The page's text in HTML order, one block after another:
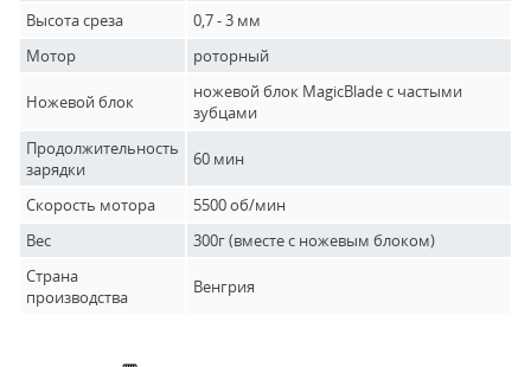
Высота среза
0,7 - 3 мм
Мотор
роторный
Ножевой блок
ножевой блок MagicBlade с частыми
зубцами
Продолжительность
зарядки
60 мин
Скорость мотора
5500 об/мин
Вес
300г (вместе с ножевым блоком)
Страна
производства
Венгрия